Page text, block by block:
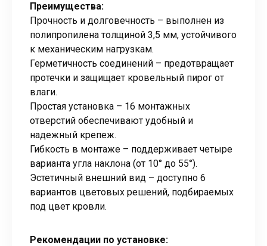
Преимущества:
Прочность и долговечность – выполнен из
полипропилена толщиной 3,5 мм, устойчивого
к механическим нагрузкам.
Герметичность соединений – предотвращает
протечки и защищает кровельный пирог от
влаги.
Простая установка – 16 монтажных
отверстий обеспечивают удобный и
надежный крепеж.
Гибкость в монтаже – поддерживает четыре
варианта угла наклона (от 10° до 55°).
Эстетичный внешний вид – доступно 6
вариантов цветовых решений, подбираемых
под цвет кровли.
Рекомендации по установке: